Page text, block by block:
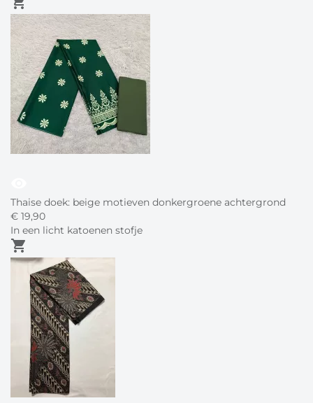
Thaise doek: beige motieven donkergroene achtergrond
€ 19,90
In een licht katoenen stofje
shopping_cart